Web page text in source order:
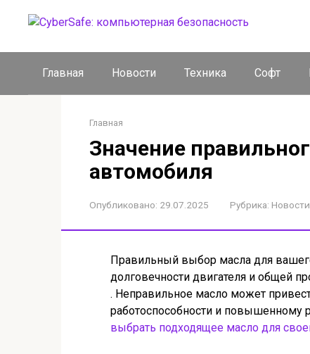
Главная Новости Техника Софт
Главная
Значение
автомобиля
Опубликовано: 29.07.2025 Рубрика: Новости
Правильный выбор масла для
долговечности двигателя и общей
. Неправильное масло может
работоспособности и повышенному
выбрать подходящее масло для